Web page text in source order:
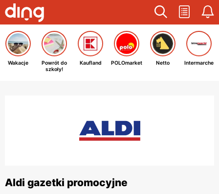
Wakacje
Powrót do
szkoły!
Kaufland POLOmarket Netto Intermarche
Aldi gazetki promocyjne